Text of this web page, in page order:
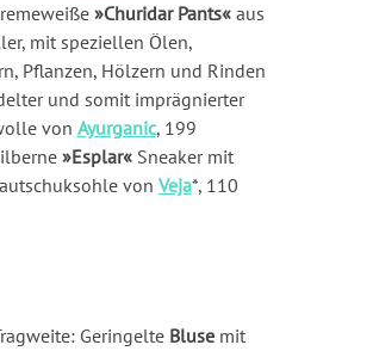
»Churidar Pants«aus
mit speziellen Ölen,
Pflanzen, Hölzern und Rinden
und somit imprägnierter
von Ayurganic, 199
»Esplar«Sneaker mit
von Veja*, 110
Geringelte Blusemit